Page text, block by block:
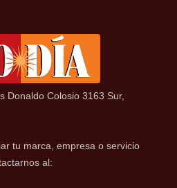
Donaldo Colosio 3163 Sur,
tu marca, empresa o servicio
al: